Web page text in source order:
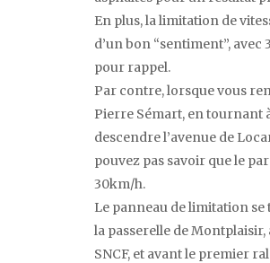
En plus, la limitation de
d’un bon “sentiment”, avec
pour rappel.
Par contre, lorsque vous
Pierre Sémart, en tournant
descendre l’avenue de
pouvez pas savoir que le
30km/h.
Le panneau de limitation se
la passerelle de Montplaisir,
SNCF, et avant le premier